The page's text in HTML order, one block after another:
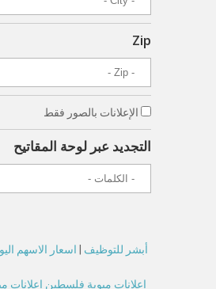
Zip
الإعلانات بالصور فقط
التجديد عبر لوحة المقاتيح
أبشر للتوظيف اسعار الاسهم
اعلانات مبوبة فلسطين اعلانات